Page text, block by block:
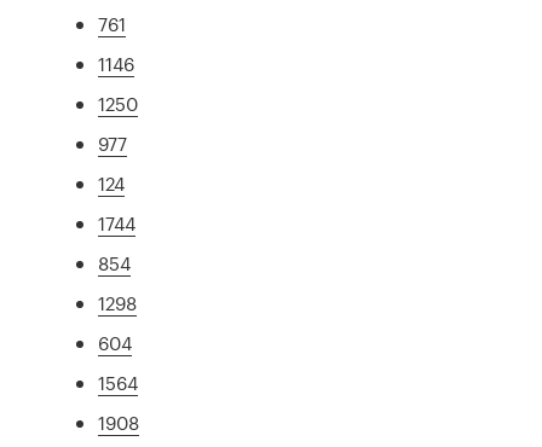
761
1146
1250
977
124
1744
854
1298
604
1564
1908